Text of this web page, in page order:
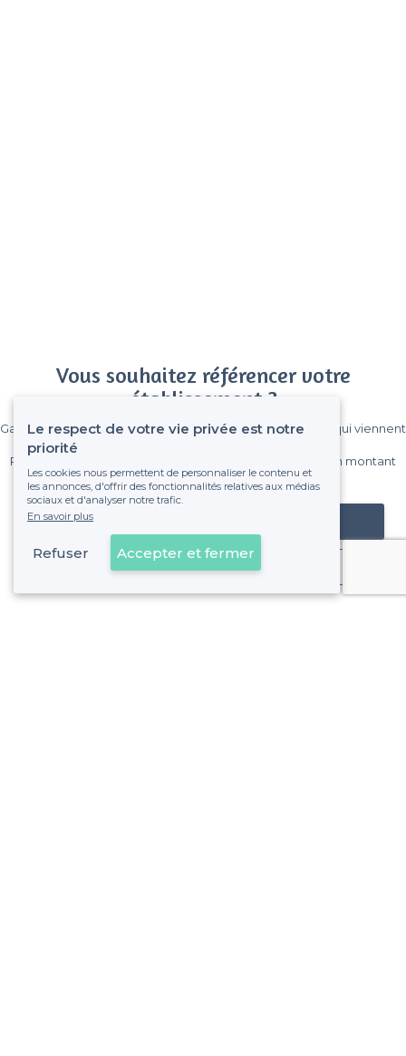
Vous souhaitez référencer votre
établissement ?
Gagnez de nombreux clients parmi le million de visiteurs qui viennent
Pas de commissions et sans engagement, vous payez un montant
fixe sans risque de voir déraper la facture.
Référencer mon établissement
Déjà client
Le respect de votre vie privée est notre
priorité
Les cookies nous permettent de personnaliser le contenu et
les annonces, d'offrir des fonctionnalités relatives aux médias
sociaux et d'analyser notre trafic.
En savoir plus
Refuser Accepter et fermer